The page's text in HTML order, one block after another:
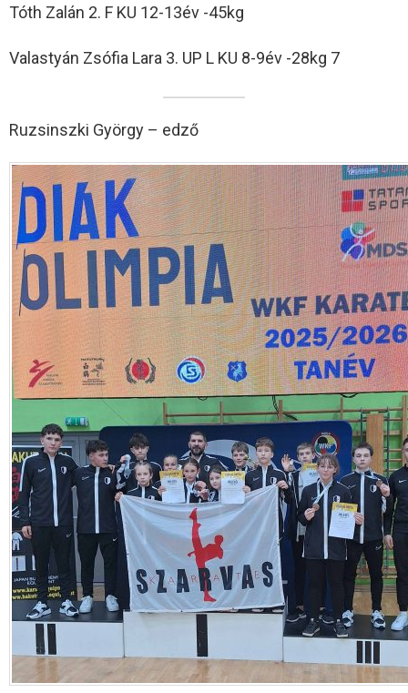
Tóth Zalán 2. F KU 12-13év -45kg
Valastyán Zsófia Lara 3. UP L KU 8-9év -28kg 7
Ruzsinszki György – edző